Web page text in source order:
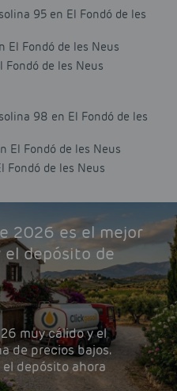
95 en El Fondó de les
El Fondó de les Neus
Fondó de les Neus
98 en El Fondó de les
El Fondó de les Neus
Fondó de les Neus
2026 es el mejor
depósito de
muy cálido y el
de precios bajos.
depósito ahora